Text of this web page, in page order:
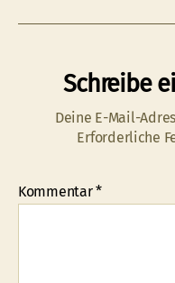
Schreibe
Deine E-Mail-
Erforderliche
Kommentar*